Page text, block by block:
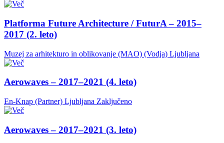
Platforma Future Architecture / FuturA – 2015–
2017 (2. leto)
Muzej za arhitekturo in oblikovanje (MAO) (Vodja) Ljubljana
Aerowaves – 2017–2021 (4. leto)
En-Knap (Partner) Ljubljana Zaključeno
Aerowaves – 2017–2021 (3. leto)